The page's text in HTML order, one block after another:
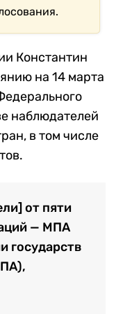
Константин
на 14 марта
наблюдателей
в том числе
от пяти
— МПА
государств